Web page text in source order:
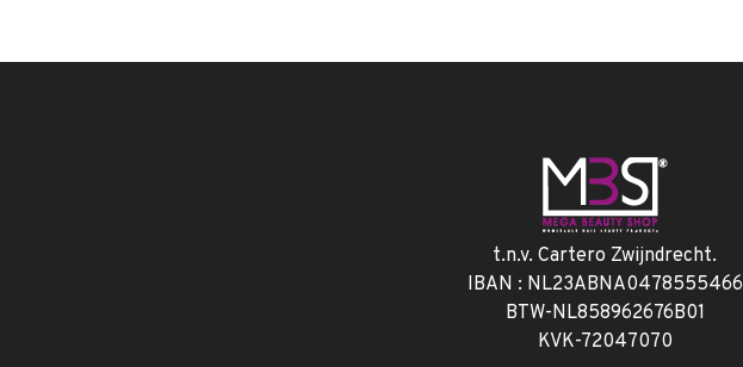
t.n.v. Cartero Zwijndrecht.
IBAN : NL23ABNA0478555466
BTW-NL858962676B01
KVK-72047070